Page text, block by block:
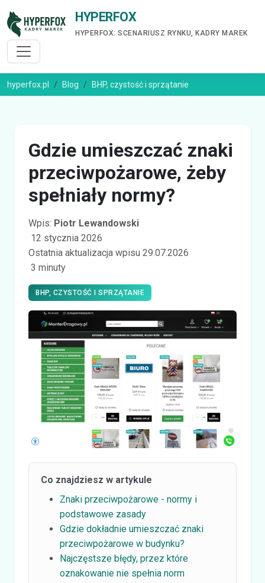
HYPERFOX
HYPERFOX: SCENARIUSZ RYNKU, KADRY MAREK
hyperfox.pl Blog BHP, czystość i sprzątanie
Gdzie umieszczać znaki
przeciwpożarowe, żeby
spełniały normy?
Wpis: Piotr Lewandowski
12 stycznia 2026
Ostatnia aktualizacja wpisu 29.07.2026
3 minuty
BHP, CZYSTOŚĆ I SPRZĄTANIE
Co znajdziesz w artykule
Znaki przeciwpożarowe - normy i
podstawowe zasady
Gdzie dokładnie umieszczać znaki
przeciwpożarowe w budynku?
Najczęstsze błędy, przez które
oznakowanie nie spełnia norm